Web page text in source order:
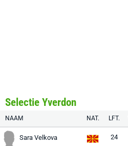
Selectie Yverdon
NAAM NAT. LFT.
Sara Velkova 24